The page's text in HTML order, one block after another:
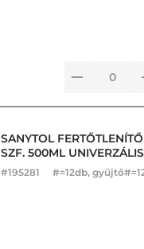
SANYTOL
SZF. 500ML
#195281 #=12db,